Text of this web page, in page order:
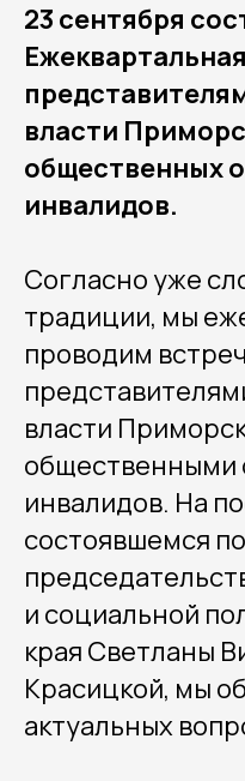
23 сентября
власти
общественных
инвалидов.
Согласно уже
традиции, мы
проводим
власти
общественными
инвалидов. На
состоявшемся
и социальной
края Светланы
Красицкой, мы
актуальных